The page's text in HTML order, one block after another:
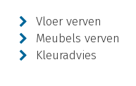
Vloer verven
Meubels verven
Kleuradvies